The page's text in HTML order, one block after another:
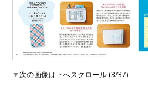
▼次の画像は下へスクロール (3/37)